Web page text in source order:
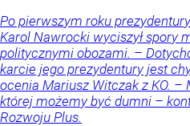
Po pierwszym roku
Karol Nawrocki wyciszył spory
politycznymi obozami. –
karcie jego prezydentury jest
ocenia Mariusz Witczak z KO. –
której możemy być dumni –
Rozwoju Plus.